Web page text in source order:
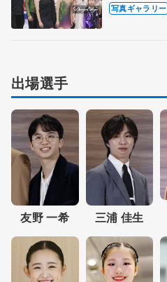
写真ギャラリー
出場選手
友野 一希 三浦 佳生